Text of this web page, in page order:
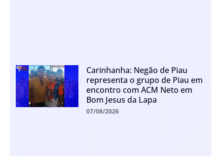
Carinhanha: Negão de Piau
representa o grupo de Piau em
encontro com ACM Neto em
Bom Jesus da Lapa
07/08/2026